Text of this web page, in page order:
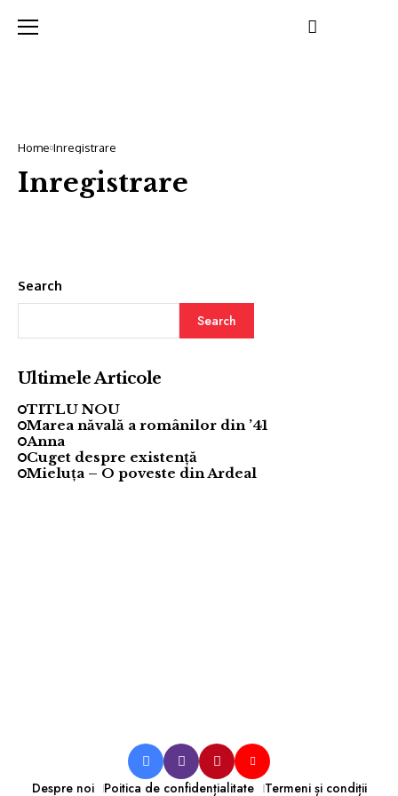
Home Inregistrare
Inregistrare
Search
Search
Ultimele Articole
TITLU NOU
Marea năvală a românilor din ’41
Anna
Cuget despre existență
Mieluța – O poveste din Ardeal
Despre noi Poitica de confidențialitate Termeni și condiții